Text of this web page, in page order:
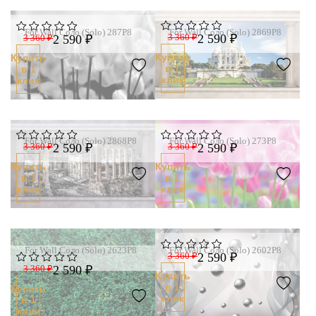
For Wall Соло (Solo) 287P8
3 360 ₽2 590 ₽
Купить
в 1
клик
For Wall Соло (Solo) 2869P8
3 360 ₽2 590 ₽
Купить
в 1
клик
For Wall Соло (Solo) 2868P8
3 360 ₽2 590 ₽
Купить
в 1
клик
For Wall Соло (Solo) 273P8
3 360 ₽2 590 ₽
Купить
в 1
клик
For Wall Соло (Solo) 2623P8
3 360 ₽2 590 ₽
Купить
в 1
клик
For Wall Соло (Solo) 2602P8
3 360 ₽2 590 ₽
Купить
в 1
клик